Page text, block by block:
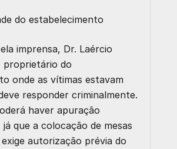
do estabelecimento
imprensa, Dr. Laércio
proprietário do
onde as vítimas estavam
responder criminalmente.
haver apuração
que a colocação de mesas
autorização prévia do